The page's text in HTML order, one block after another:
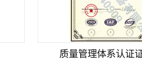
质量管理体系认证